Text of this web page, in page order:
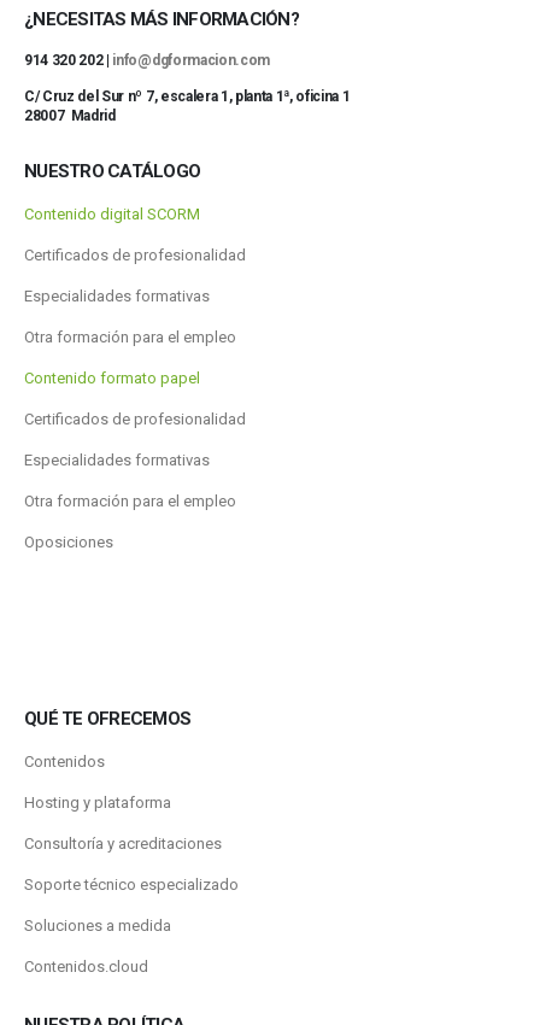
¿NECESITAS MÁS INFORMACIÓN?
914 320 202 | info@dgformacion.com
C/ Cruz del Sur nº 7, escalera 1, planta 1ª, oficina 1
28007 Madrid
NUESTRO CATÁLOGO
Contenido digital SCORM
Certificados de profesionalidad
Especialidades formativas
Otra formación para el empleo
Contenido formato papel
Certificados de profesionalidad
Especialidades formativas
Otra formación para el empleo
Oposiciones
QUÉ TE OFRECEMOS
Contenidos
Hosting y plataforma
Consultoría y acreditaciones
Soporte técnico especializado
Soluciones a medida
Contenidos.cloud